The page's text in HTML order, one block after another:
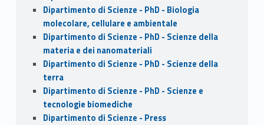
Dipartimento di Scienze - PhD - Biologia
molecolare, cellulare e ambientale
Dipartimento di Scienze - PhD - Scienze della
materia e dei nanomateriali
Dipartimento di Scienze - PhD - Scienze della
terra
Dipartimento di Scienze - PhD - Scienze e
tecnologie biomediche
Dipartimento di Scienze - Press